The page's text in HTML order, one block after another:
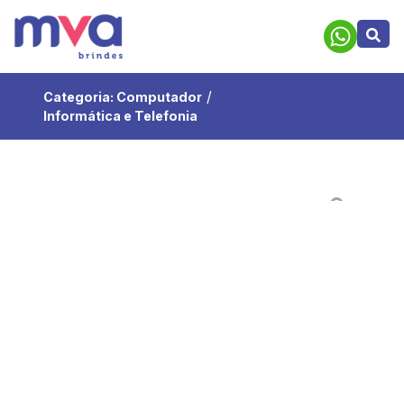
Categoria: Computador /
Informática e Telefonia